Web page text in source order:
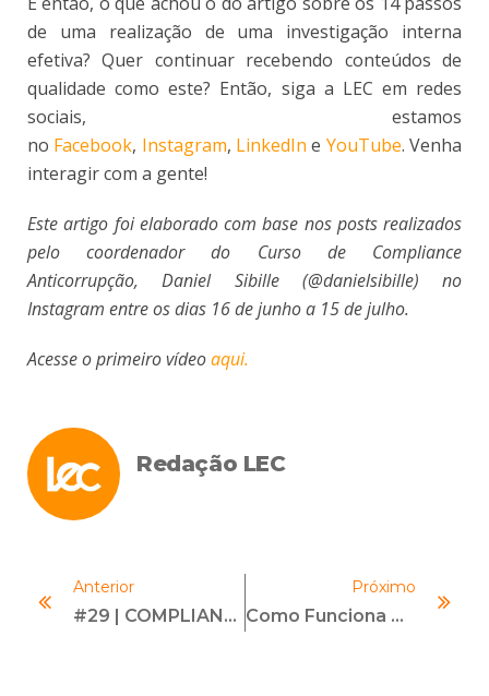
de uma realização de uma investigação interna
efetiva? Quer continuar recebendo conteúdos de
qualidade como este? Então, siga a LEC em redes
sociais, estamos
no Facebook, Instagram, LinkedIn e YouTube. Venha
interagir com a gente!
Este artigo foi elaborado com base nos posts realizados
pelo coordenador do Curso de Compliance
Anticorrupção, Daniel Sibille (@danielsibille) no
Instagram entre os dias 16 de junho a 15 de julho.
Acesse o primeiro vídeoaqui.
Redação LEC
Anterior
#29 | COMPLIANCE E O COMPORTAMENTO HUMANO | Com Tatau Hencsey
Próximo
Como Funciona O Compliance Nas Contratações Públicas?